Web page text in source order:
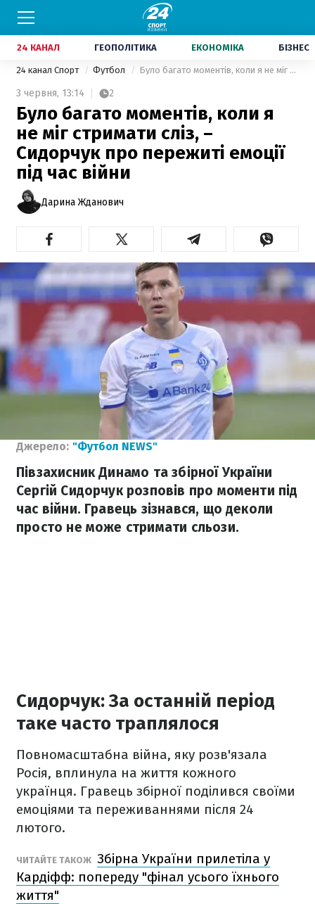
24 КАНАЛ ГЕОПОЛІТИКА ЕКОНОМІКА БІЗНЕС
24 канал Спорт Футбол Було багато моментів, коли я не міг стримати сліз, – Сидорчук про пережиті емоції під час війни
3 червня, 13:14 2
Було багато моментів, коли я
не міг стримати сліз, –
Сидорчук про пережиті емоції
під час війни
Дарина Жданович
Джерело: "Футбол NEWS"
Півзахисник Динамо та збірної України
Сергій Сидорчук розповів про моменти під
час війни. Гравець зізнався, що деколи
просто не може стримати сльози.
Сидорчук: За останній період
таке часто траплялося
Повномасштабна війна, яку розв'язала
Росія, вплинула на життя кожного
українця. Гравець збірної поділився своїми
емоціями та переживаннями після 24
лютого.
ЧИТАЙТЕ ТАКОЖ Збірна України прилетіла у
Кардіфф: попереду "фінал усього їхнього
життя"